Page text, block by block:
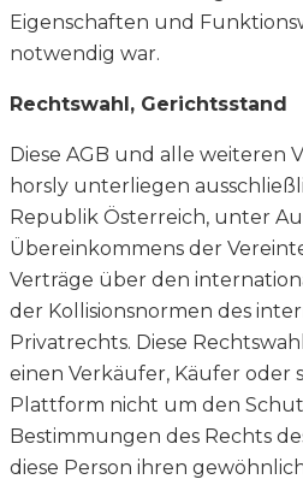
Eigenschaften und
notwendig war.
Rechtswahl, Gerichtsstand
Diese AGB und alle weiteren
horsly unterliegen
Republik Österreich, unter
Übereinkommens der
Verträge über den
der Kollisionsnormen des
Privatrechts. Diese
einen Verkäufer, Käufer oder
Plattform nicht um den
Bestimmungen des Rechts
diese Person ihren